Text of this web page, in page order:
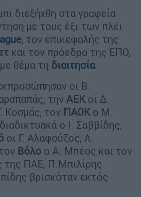
διεξήχθη στα γραφεία
με τους έξι των πλέι
, τον επικεφαλής της
και τον πρόεδρο της ΕΠΟ,
με θέμα τη διαιτησία.
οι Β.
την ΑΕΚοι Δ.
Κοσμάς, τον ΠΑΟΚο Μ.
ο Ι. Σαββίδης,
οι Γ. Αλαφούζος, Λ.
Βόλο ο Α. Μπέος και τον
της ΠΑΕ, Π.Μπιλίρης
βρισκόταν εκτός